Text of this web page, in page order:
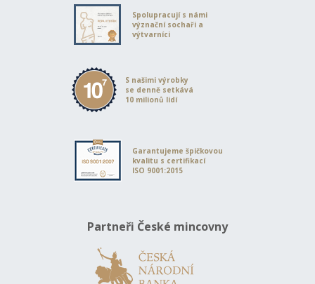
Spolupracují s námi
význační sochaři a
výtvarníci
S našimi výrobky
se denně setkává
10 milionů lidí
Garantujeme špičkovou
kvalitu s certifikací
ISO 9001:2015
Partneři České mincovny